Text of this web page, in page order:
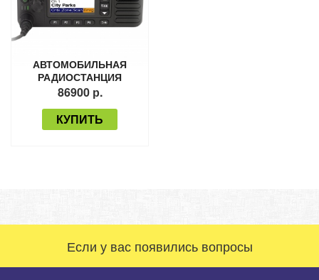
АВТОМОБИЛЬНАЯ
РАДИОСТАНЦИЯ
MOTOROLA DM4600
86900 р.
КУПИТЬ
Если у вас появились вопросы